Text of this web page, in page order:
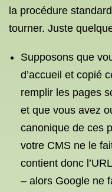
la procédure
tourner. Juste
Supposons que
d’accueil et copié
remplir les pages
et que vous avez
canonique de ces
votre CMS ne le
contient donc
– alors Google ne